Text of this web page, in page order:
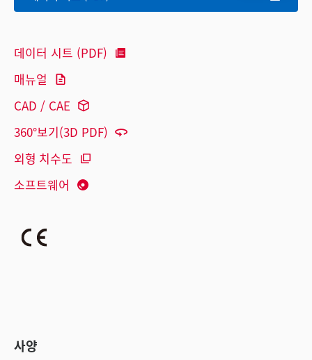
데이터 시트 (PDF)
매뉴얼
CAD / CAE
360°보기(3D PDF)
외형 치수도
소프트웨어
사양